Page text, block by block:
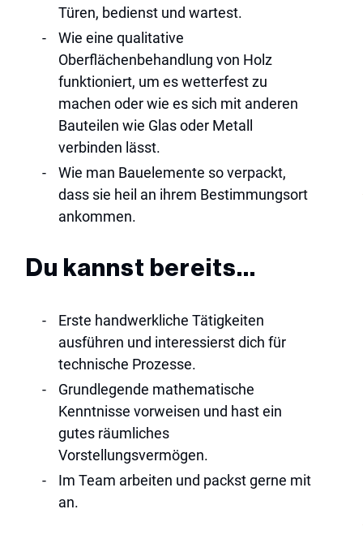
Türen, bedienst und wartest.
wie eine qualitative
Oberflächenbehandlung von Holz
funktioniert, um es wetterfest zu
machen oder wie es sich mit anderen
Bauteilen wie Glas oder Metall
verbinden lässt.
wie man Bauelemente so verpackt,
dass sie heil an ihrem Bestimmungsort
ankommen.
Du kannst bereits…
erste handwerkliche Tätigkeiten
ausführen und interessierst dich für
technische Prozesse.
grundlegende mathematische
Kenntnisse vorweisen und hast ein
gutes räumliches
Vorstellungsvermögen.
im Team arbeiten und packst gerne mit
an.